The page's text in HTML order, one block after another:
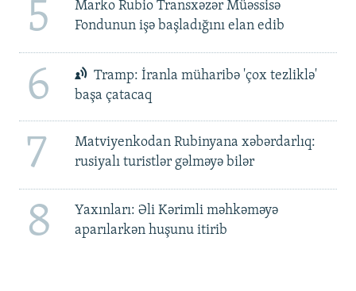
5
Marko Rubio Transxəzər Müəssisə
Fondunun işə başladığını elan edib
6
Tramp: İranla müharibə 'çox tezliklə'
başa çatacaq
7
Matviyenkodan Rubinyana xəbərdarlıq:
rusiyalı turistlər gəlməyə bilər
8
Yaxınları: Əli Kərimli məhkəməyə
aparılarkən huşunu itirib